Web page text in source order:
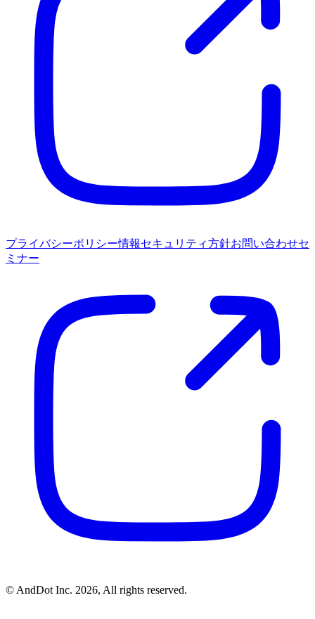
プライバシーポリシー情報セキュリティ方針お問い合わせセ
ミナー
© AndDot Inc. 2026, All rights reserved.